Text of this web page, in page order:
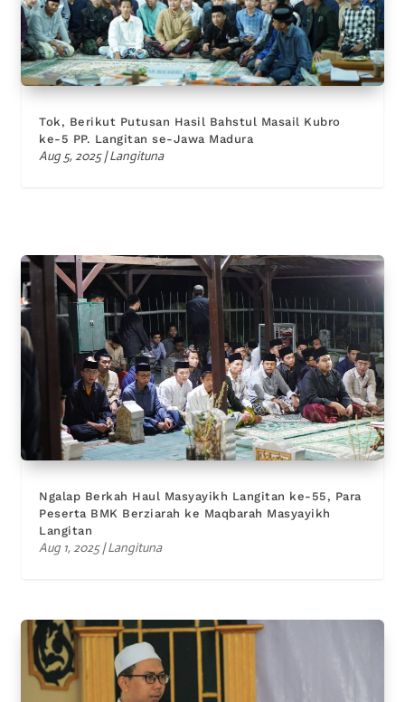
Tok, Berikut Putusan Hasil Bahstul Masail Kubro
ke-5 PP. Langitan se-Jawa Madura
Aug 5, 2025|Langituna
Ngalap Berkah Haul Masyayikh Langitan ke-55, Para
Peserta BMK Berziarah ke Maqbarah Masyayikh
Langitan
Aug 1, 2025|Langituna